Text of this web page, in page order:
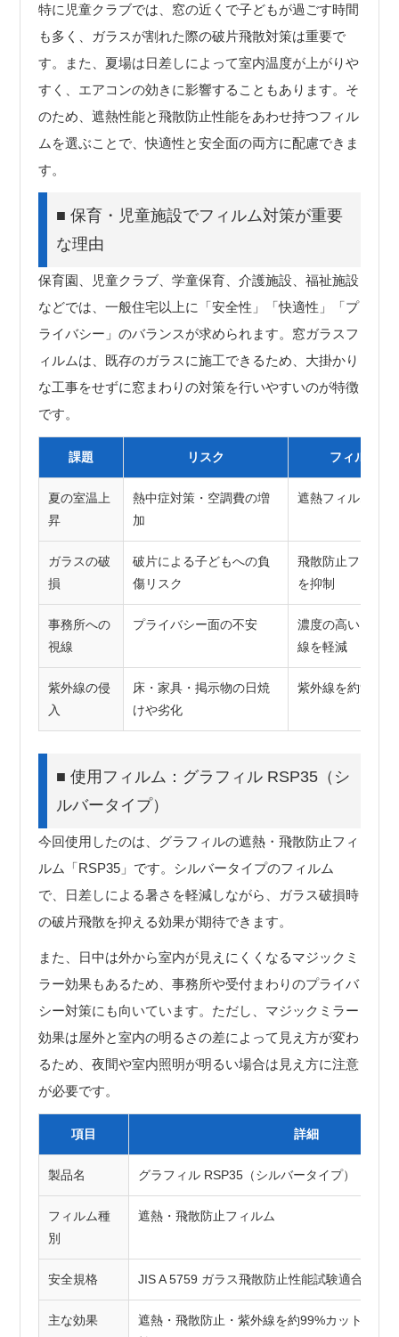
特に児童クラブでは、窓の近くで子どもが過ごす時間
も多く、ガラスが割れた際の破片飛散対策は重要で
す。また、夏場は日差しによって室内温度が上がりや
すく、エアコンの効きに影響することもあります。そ
のため、遮熱性能と飛散防止性能をあわせ持つフィル
ムを選ぶことで、快適性と安全面の両方に配慮できま
す。
■ 保育・児童施設でフィルム対策が重要
な理由
保育園、児童クラブ、学童保育、介護施設、福祉施設
などでは、一般住宅以上に「安全性」「快適性」「プ
ライバシー」のバランスが求められます。窓ガラスフ
ィルムは、既存のガラスに施工できるため、大掛かり
な工事をせずに窓まわりの対策を行いやすいのが特徴
です。
課題 リスク フィルムに
夏の室温上
昇
熱中症対策・空調費の増
加
遮熱フィルムで
ガラスの破
損
破片による子どもへの負
傷リスク
飛散防止フィル
を抑制
事務所への
視線
プライバシー面の不安
濃度の高いフィ
線を軽減
紫外線の侵
入
床・家具・掲示物の日焼
けや劣化
紫外線を約99%
■ 使用フィルム：グラフィル RSP35（シ
ルバータイプ）
今回使用したのは、グラフィルの遮熱・飛散防止フィ
ルム「RSP35」です。シルバータイプのフィルム
で、日差しによる暑さを軽減しながら、ガラス破損時
の破片飛散を抑える効果が期待できます。
また、日中は外から室内が見えにくくなるマジックミ
ラー効果もあるため、事務所や受付まわりのプライバ
シー対策にも向いています。ただし、マジックミラー
効果は屋外と室内の明るさの差によって見え方が変わ
るため、夜間や室内照明が明るい場合は見え方に注意
が必要です。
項目 詳細
製品名 グラフィル RSP35（シルバータイプ）
フィルム種
別
遮熱・飛散防止フィルム
安全規格 JIS A 5759 ガラス飛散防止性能試験適合品
主な効果
遮熱・飛散防止・紫外線を約99%カット・マ